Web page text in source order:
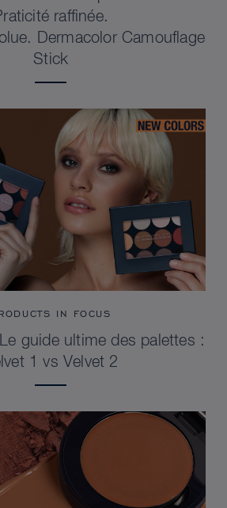
raffinée.
Dermacolor Camouflage
Stick
IN FOCUS
guide ultime des palettes :
1 vs Velvet 2